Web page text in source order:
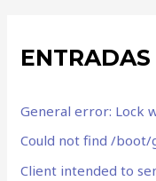
ENTRADAS
General error: Lock
Could not find /boot/
Client intended to